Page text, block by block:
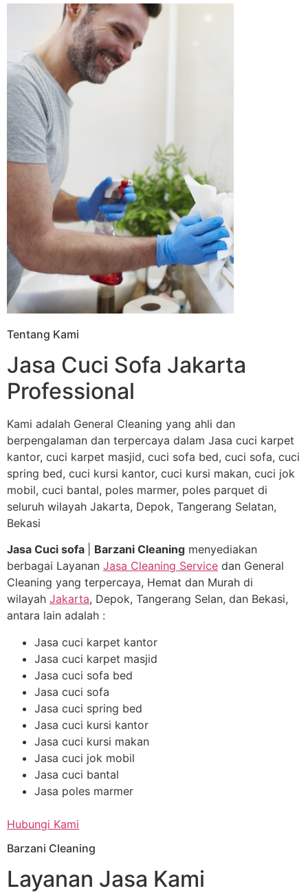
Tentang Kami
Jasa Cuci Sofa Jakarta
Professional
Kami adalah General Cleaning yang ahli dan
berpengalaman dan terpercaya dalam Jasa cuci karpet
kantor, cuci karpet masjid, cuci sofa bed, cuci sofa, cuci
spring bed, cuci kursi kantor, cuci kursi makan, cuci jok
mobil, cuci bantal, poles marmer, poles parquet di
seluruh wilayah Jakarta, Depok, Tangerang Selatan,
Bekasi
Jasa Cuci sofa
Barzani Cleaning menyediakan
berbagai Layanan Jasa Cleaning Service dan General
Cleaning yang terpercaya, Hemat dan Murah di
wilayah Jakarta, Depok, Tangerang Selan, dan Bekasi,
antara lain adalah :
Jasa cuci karpet kantor
Jasa cuci karpet masjid
Jasa cuci sofa bed
Jasa cuci sofa
Jasa cuci spring bed
Jasa cuci kursi kantor
Jasa cuci kursi makan
Jasa cuci jok mobil
Jasa cuci bantal
Jasa poles marmer
Hubungi Kami
Barzani Cleaning
Layanan Jasa Kami